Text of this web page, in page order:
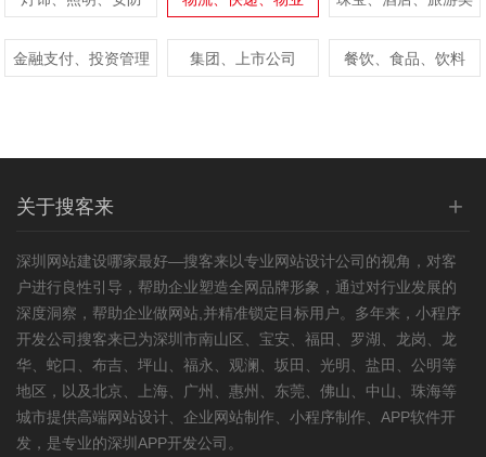
金融支付、投资管理 集团、上市公司 餐饮、食品、饮料
关于搜客来 +
深圳 网站建设哪家最好—搜客来以专业网站设计公司的视角，对客
户进行良性引导，帮助企业塑造全网品牌形象，通过对行业发展的
深度洞察，帮助企业做网站,并精准锁定目标用户。多年来，小程序
开发公司搜客来已为深圳市南山区、宝安、福田、罗湖、龙岗、龙
华、蛇口、布吉、坪山、福永、观澜、坂田、光明、盐田、公明等
地区，以及北京、上海、广州、惠州、东莞、佛山、中山、珠海等
城市提供高端网站设计、企业网站制作、小程序制作、APP软件开
发，是专业的深圳APP开发公司。